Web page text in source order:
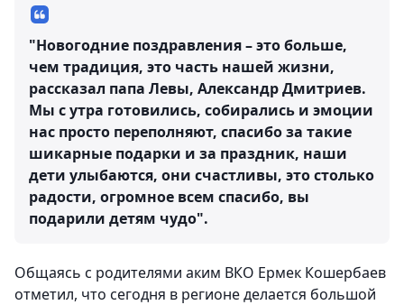
"Новогодние поздравления – это больше,
чем традиция, это часть нашей жизни,
рассказал папа Левы, Александр Дмитриев.
Мы с утра готовились, собирались и эмоции
нас просто переполняют, спасибо за такие
шикарные подарки и за праздник, наши
дети улыбаются, они счастливы, это столько
радости, огромное всем спасибо, вы
подарили детям чудо".
Общаясь с родителями аким ВКО Ермек Кошербаев
отметил, что сегодня в регионе делается большой